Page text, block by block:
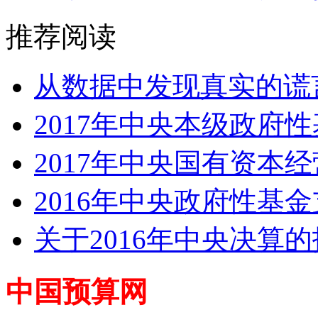
推荐阅读
从数据中发现真实的
2017年中央本级政府
2017年中央国有资本
2016年中央政府性基
关于2016年中央决算
中国预算网